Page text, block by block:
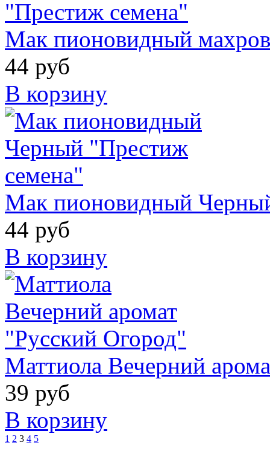
Мак пионовидный
44 руб
В корзину
Мак пионовидный
44 руб
В корзину
Маттиола Вечерний
39 руб
В корзину
1 2 3 4 5